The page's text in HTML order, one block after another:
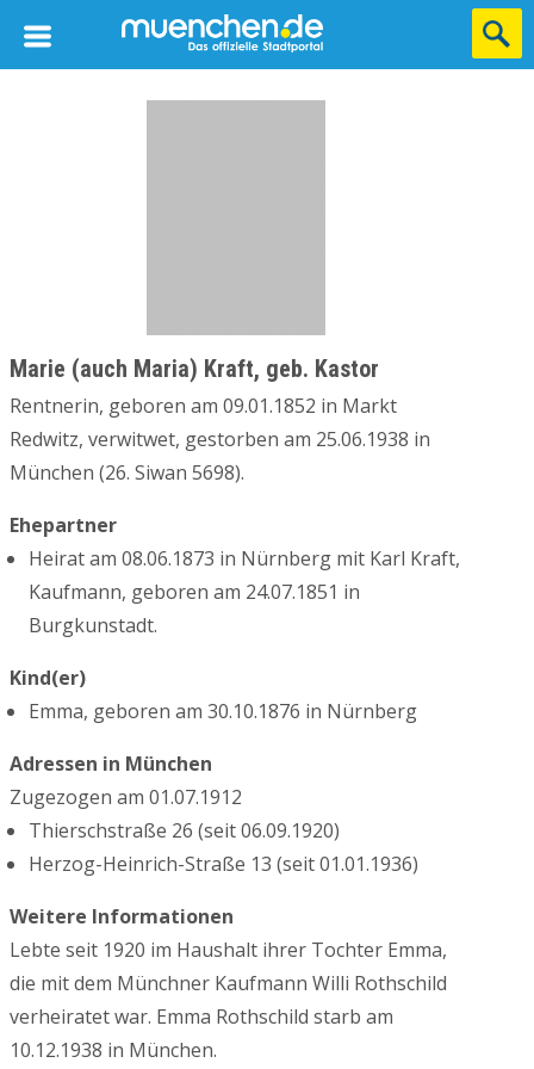
Marie (auch Maria) Kraft, geb. Kastor
Rentnerin, geboren am 09.01.1852 in Markt
Redwitz, verwitwet, gestorben am 25.06.1938 in
München (26. Siwan 5698).
Ehepartner
Heirat am 08.06.1873 in Nürnberg mit Karl Kraft,
Kaufmann, geboren am 24.07.1851 in
Burgkunstadt.
Kind(er)
Emma, geboren am 30.10.1876 in Nürnberg
Adressen in München
Zugezogen am 01.07.1912
Thierschstraße 26 (seit 06.09.1920)
Herzog-Heinrich-Straße 13 (seit 01.01.1936)
Weitere Informationen
Lebte seit 1920 im Haushalt ihrer Tochter Emma,
die mit dem Münchner Kaufmann Willi Rothschild
verheiratet war. Emma Rothschild starb am
10.12.1938 in München.